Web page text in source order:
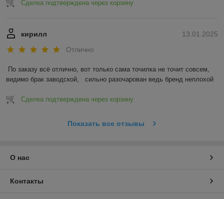
Сделка подтверждена через корзину
13.01.2025
кирилл
Отлично
По заказу всё отлично, вот только сама точилка не точит совсем,
видимо брак заводской,   сильно разочарован ведь бренд неплохой
Сделка подтверждена через корзину
Показать все отзывы
О нас
Контакты